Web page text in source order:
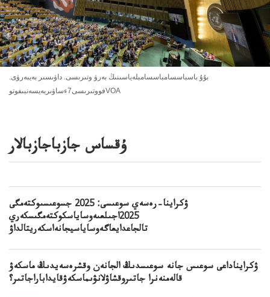
بۇۇ باسباسسامباسسامبلەياسىنىڭ بەرۋ وتىرىسى. داۋىسىر بەيبەرۋى.
فووتىرىسى7ءساۋىربەيسەنبىفوتوVOA
ۇقساس جازباجازبالار
ۋكراينا–رەسەي سوعىسى: 2025 جسوعىسىوكتەمگى
2025اجىلعىەوساياسكوكتەمگىسكەري
تالجاعدايعاگەوساياسيجانەاسكەريتالداۋ
ۋكرايناداعى سوعىس جانە سوعىسدىڭ الجانەن وقشرەسەيدىڭ ماسكەۋ
قالەمنەنرا جاتىروقشاۋلانۋىماسكەۋقايداباراجاتىر؟